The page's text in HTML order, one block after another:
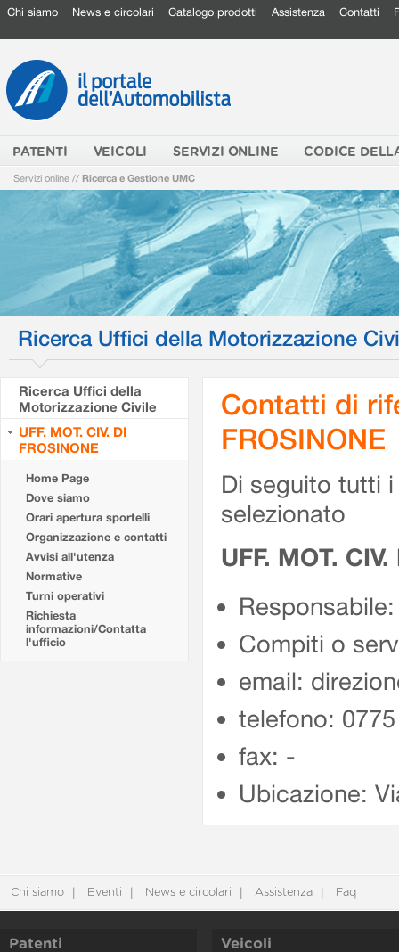
Chi siamo News e circolari Catalogo prodotti Assistenza Contatti
PATENTI VEICOLI SERVIZI ONLINE CODICE
Servizi online // Ricerca e Gestione UMC
Ricerca Uffici della Motorizzazione
Ricerca Uffici della
Motorizzazione Civile
UFF. MOT. CIV. DI
FROSINONE
Home Page
Dove siamo
Orari apertura sportelli
Organizzazione e contatti
Avvisi all'utenza
Normative
Turni operativi
Richiesta
informazioni/Contatta
l'ufficio
Contatti di
FROSINONE
Di seguito tutti
selezionato
UFF. MOT.
Compiti o
email:
telefono:
fax: -
Ubicazione:
Chi siamo Eventi News e circolari Assistenza Faq
Patenti Veicoli